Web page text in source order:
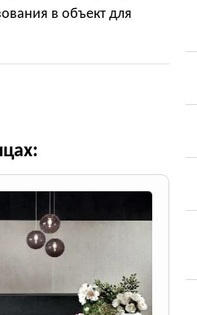
в объект для